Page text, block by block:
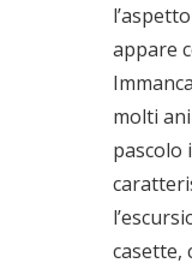
appare
molti
pascolo
casette,